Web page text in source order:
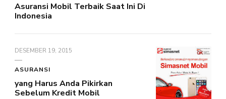
Asuransi Mobil Terbaik Saat Ini Di
Indonesia
DESEMBER 19, 2015
ASURANSI
yang Harus Anda Pikirkan
Sebelum Kredit Mobil